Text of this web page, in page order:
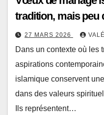
tradition, mais peu
27 MARS 2026
Dans un contexte où les
aspirations
islamique conservent
dans des valeurs
Ils représentent…